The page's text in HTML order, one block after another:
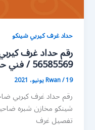
حداد غرف كيربي شينكو
رقم حداد غرف
56585569 / فني حداد غرف شينكو مخازن شبره
Rwan/19 يونيو، 2021
رقم حداد غرف كيربي
شينكو مخازن شبره
تفصيل غرف